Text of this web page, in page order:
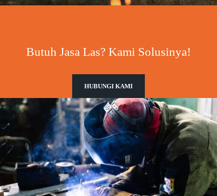
Butuh Jasa Las? Kami Solusinya!
HUBUNGI KAMI